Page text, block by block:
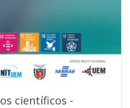
científicos -